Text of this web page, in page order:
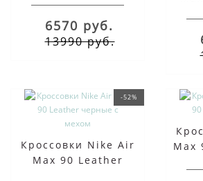
6570 руб.
13990 руб.
-52%
Кроссовки Nike Air
Max 90 Leather
Max